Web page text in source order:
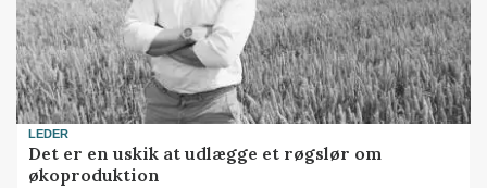
LEDER
Det er en uskik at udlægge et røgslør om
økoproduktion